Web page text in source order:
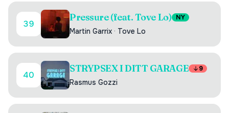
39
Pressure (feat. Tove Lo) NY
Martin Garrix · Tove Lo
40
STRYPSEX I DITT GARAGE 9
Rasmus Gozzi